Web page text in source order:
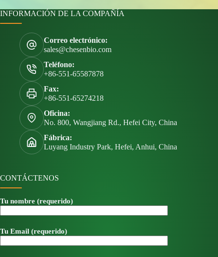
INFORMACIÓN DE LA COMPAÑÍA
Correo electrónico:
sales@chesenbio.com
Teléfono:
+86-551-65587878
Fax:
+86-551-65274218
Oficina:
No. 800, Wangjiang Rd., Hefei City, China
Fábrica:
Luyang Industry Park, Hefei, Anhui, China
CONTÁCTENOS
Tu nombre (requerido)
Tu Email (requerido)